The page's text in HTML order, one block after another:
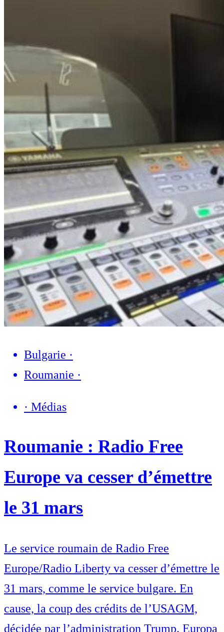
Bulgarie ·
Roumanie ·
· Médias
Roumanie : Radio Free
Europe va cesser d’émettre
le 31 mars
Le service roumain de Radio Free
Europe/Radio Liberty va cesser d’émettre le
31 mars, comme le service bulgare. En
cause, la coup des crédits de l’USAGM,
décidée par l’administration Trump. Europa